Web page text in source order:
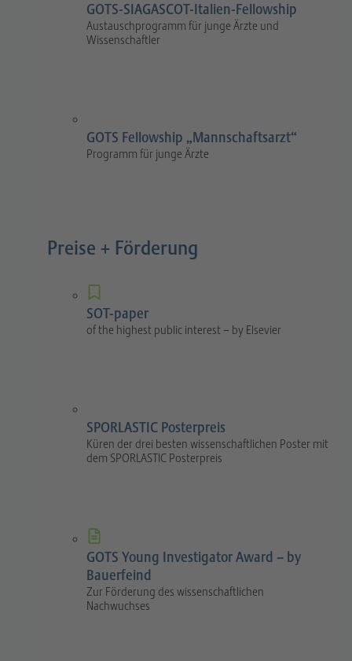
GOTS-SIAGASCOT-Italien-Fellowship
Austauschprogramm für junge Ärzte und
Wissenschaftler
GOTS Fellowship „Mannschaftsarzt“
Programm für junge Ärzte
Preise + Förderung
SOT-paper
of the highest public interest – by Elsevier
SPORLASTIC Posterpreis
Küren der drei besten wissenschaftlichen Poster mit
dem SPORLASTIC Posterpreis
GOTS Young Investigator Award – by
Bauerfeind
Zur Förderung des wissenschaftlichen
Nachwuchses